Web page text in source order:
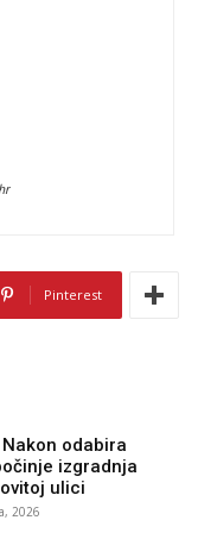
Pinterest
odabira
izgradnja
ulici
2026